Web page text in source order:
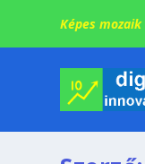
Képes mozaik